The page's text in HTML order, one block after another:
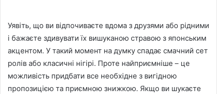
Уявіть, що ви відпочиваєте вдома з друзями або рідними
і бажаєте здивувати їх вишуканою стравою з японським
акцентом. У такий момент на думку спадає смачний сет
ролів або класичні нігірі. Проте найприємніше – це
можливість придбати все необхідне з вигідною
пропозицією та приємною знижкою. Якщо ви шукаєте